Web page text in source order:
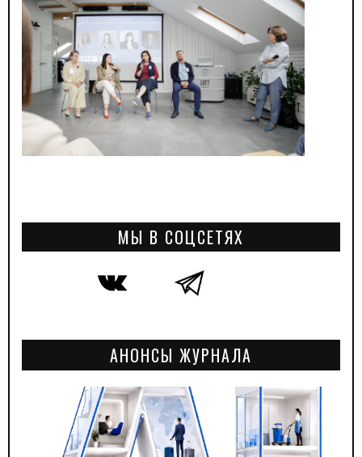
МЫ В СОЦСЕТЯХ
АНОНСЫ ЖУРНАЛА